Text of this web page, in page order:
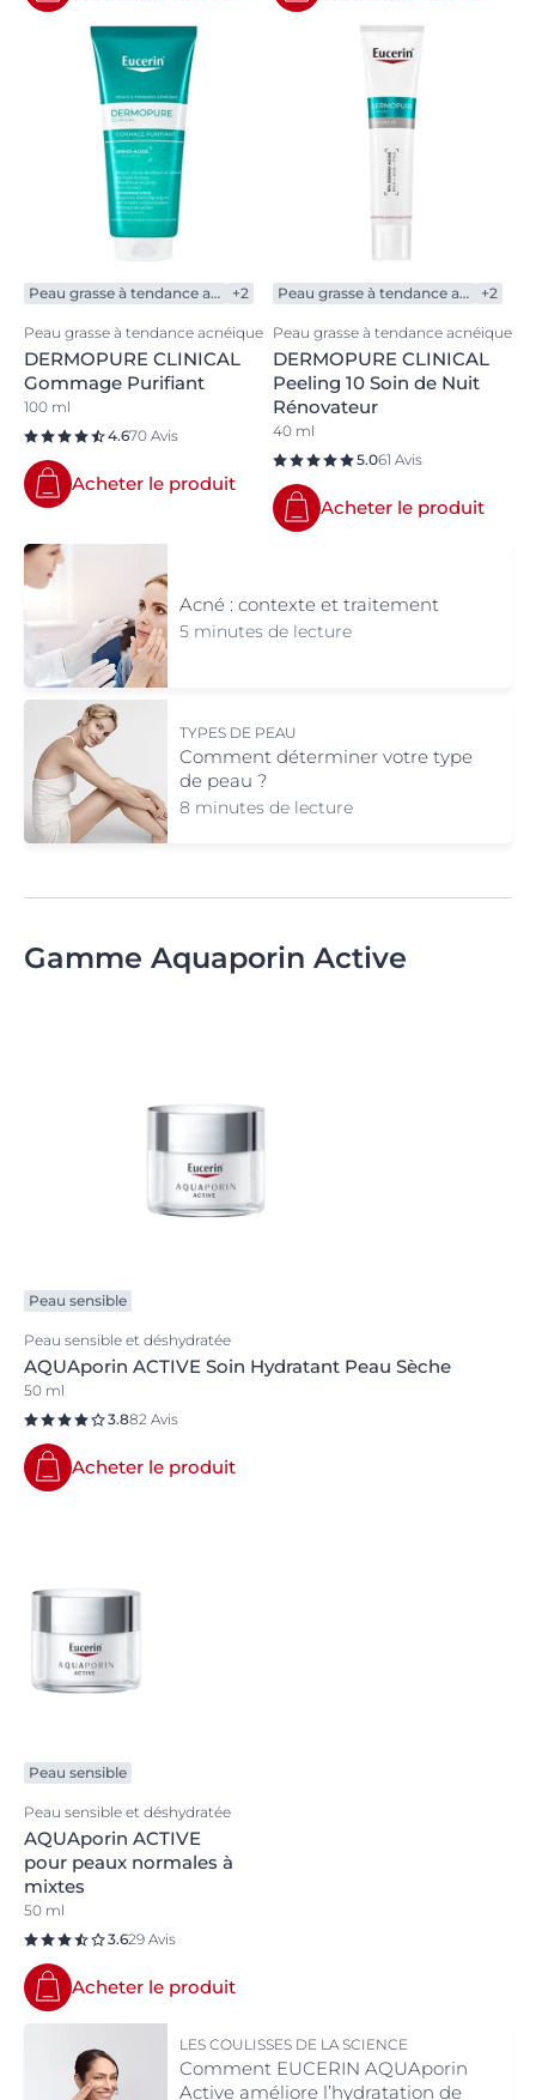
Peau grasse à tendance acnéique +2
Peau grasse à tendance acnéique
DERMOPURE CLINICAL
Gommage Purifiant
100 ml
4.670 Avis
Acheter le produit
Peau grasse à tendance acnéique +2
Peau grasse à tendance acnéique
DERMOPURE CLINICAL
Peeling 10 Soin de Nuit
Rénovateur
40 ml
5.061 Avis
Acheter le produit
Acné : contexte et traitement
5 minutes de lecture
TYPES DE PEAU
Comment déterminer votre type
de peau ?
8 minutes de lecture
Gamme Aquaporin Active
Peau sensible
Peau sensible et déshydratée
AQUAporin ACTIVE Soin Hydratant Peau Sèche
50 ml
3.882 Avis
Acheter le produit
Peau sensible
Peau sensible et déshydratée
AQUAporin ACTIVE
pour peaux normales à
mixtes
50 ml
3.629 Avis
Acheter le produit
LES COULISSES DE LA SCIENCE
Comment EUCERIN AQUAporin
Active améliore l’hydratation de